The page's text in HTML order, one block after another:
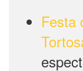
Festa